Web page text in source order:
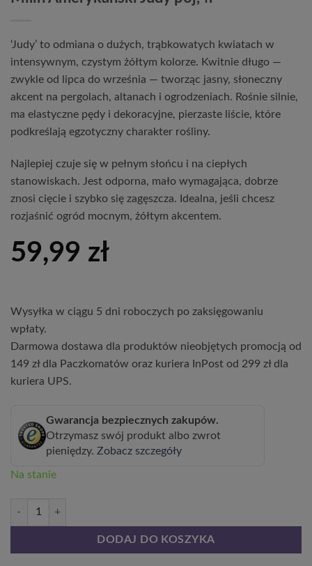
‘Judy’ to odmiana o dużych, trąbkowatych kwiatach w
intensywnym, czystym żółtym kolorze. Kwitnie długo —
zwykle od lipca do września — tworząc jasny, słoneczny
akcent na pergolach, altanach i ogrodzeniach. Rośnie silnie,
ma elastyczne pędy i dekoracyjne, pierzaste liście, które
podkreślają egzotyczny charakter rośliny.
Najlepiej czuje się w pełnym słońcu i na ciepłych
stanowiskach. Jest odporna, mało wymagająca, dobrze
znosi cięcie i szybko się zagęszcza. Idealna, jeśli chcesz
rozjaśnić ogród mocnym, żółtym akcentem.
59,99 zł
Wysyłka w ciągu 5 dni roboczych po zaksięgowaniu
wpłaty.
Darmowa dostawa dla produktów nieobjętych promocją od
149 zł dla Paczkomatów oraz kuriera InPost od 299 zł dla
kuriera UPS.
Gwarancja bezpiecznych zakupów.
Otrzymasz swój produkt albo zwrot
pieniędzy. Zobacz szczegóły
Na stanie
ilość Milin Amerykański Judy poj,4l
DODAJ DO KOSZYKA